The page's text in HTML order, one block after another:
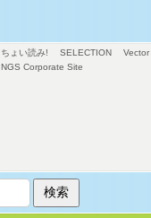
ちょい読み! SELECTION
Vector
NGS Corporate Site